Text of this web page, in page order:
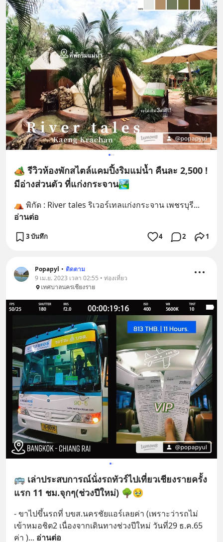
🏕 รีวิวห้องพักสไตล์แคมปิ้งริมแม่น้ำ คืนละ 2,500 !
มีอ่างส่วนตัว ที่แก่งกระจาน🏞
⛺️ พิกัด : River tales ริเวอร์เทลแก่งกระจาน เพชรบุรี
อ่านต่อ
3 บันทึก 4 2 1
Popapyl • ติดตาม
9 เม.ย. 2023 เวลา 02:55 • ท่องเที่ยว
เทศบาลนครเชียงราย
🚌 เล่าประสบการณ์นั่งรถทัวร์ไปเที่ยวเชียงรายครั้ง
แรก 11 ชม.จุกๆ(ช่วงปีใหม่) 🌳🥹
- ขาไปขึ้นรถที่ บขส.นครชัยแอร์เลยค่า (เพราะว่ารถไม่
เข้าหมอชิต2 เนื่องจากเดินทางช่วงปีใหม่ วันที่29 ธ.ค.65
ค่า )... อ่านต่อ